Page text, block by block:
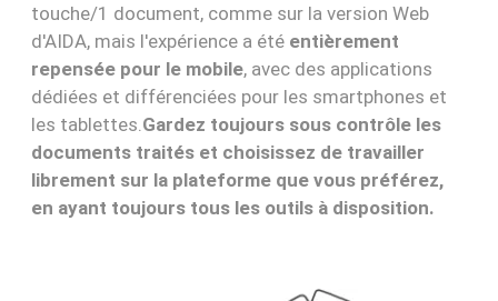
touche/1 document, comme sur la version Web
d'AIDA, mais l'expérience a été entièrement
repensée pour le mobile, avec des applications
dédiées et différenciées pour les smartphones et
les tablettes.Gardez toujours sous contrôle les
documents traités et choisissez de travailler
librement sur la plateforme que vous préférez,
en ayant toujours tous les outils à disposition.